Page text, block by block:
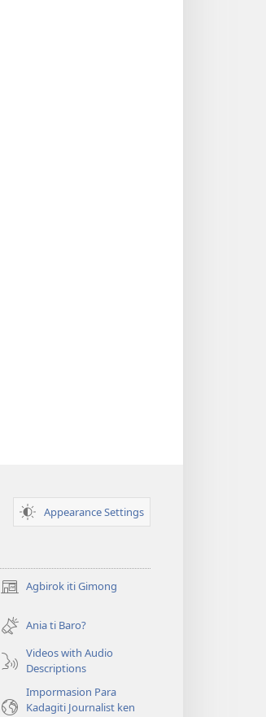
Appearance Settings
Agbirok iti Gimong
(manglukat
baro
window)
Ania ti Baro?
Videos with Audio
Descriptions
Impormasion Para
Kadagiti Journalist ken